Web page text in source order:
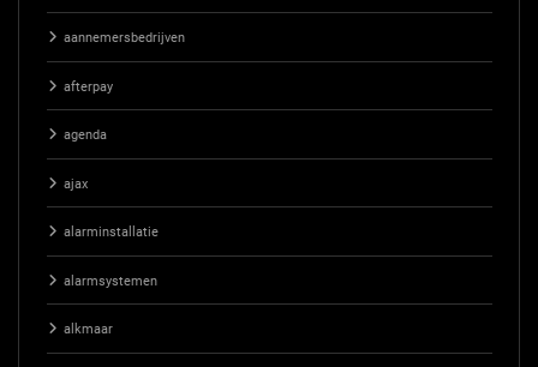
aannemersbedrijven
afterpay
agenda
ajax
alarminstallatie
alarmsystemen
alkmaar